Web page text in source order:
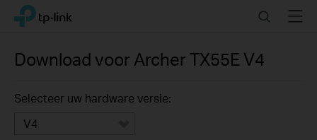
Click
navigation
TP-Link, Reliably Smart SearchMenu
Download voor Archer TX55E V4
Selecteer uw hardware versie:
V4